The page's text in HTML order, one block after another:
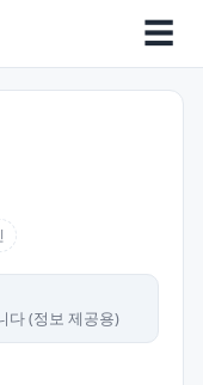
☰
다 (정보 제공용)